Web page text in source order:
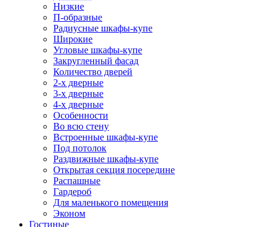
Низкие
П-образные
Радиусные шкафы-купе
Широкие
Угловые шкафы-купе
Закругленный фасад
Количество дверей
2-х дверные
3-х дверные
4-х дверные
Особенности
Во всю стену
Встроенные шкафы-купе
Под потолок
Раздвижные шкафы-купе
Открытая секция посередине
Распашные
Гардероб
Для маленького помещения
Эконом
Гостиные